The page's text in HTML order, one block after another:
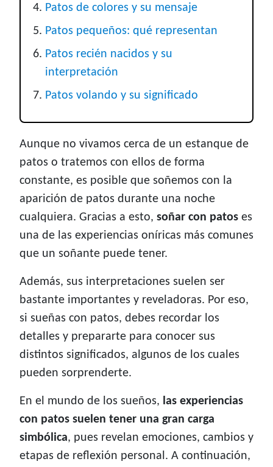
Patos de colores y su mensaje
Patos pequeños: qué representan
Patos recién nacidos y su
interpretación
Patos volando y su significado
Aunque no vivamos cerca de un estanque de
patos o tratemos con ellos de forma
constante, es posible que soñemos con la
aparición de patos durante una noche
cualquiera. Gracias a esto, soñar con patos es
una de las experiencias oníricas más comunes
que un soñante puede tener.
Además, sus interpretaciones suelen ser
bastante importantes y reveladoras. Por eso,
si sueñas con patos, debes recordar los
detalles y prepararte para conocer sus
distintos significados, algunos de los cuales
pueden sorprenderte.
En el mundo de los sueños, las experiencias
con patos suelen tener una gran carga
simbólica, pues revelan emociones, cambios y
etapas de reflexión personal. A continuación,